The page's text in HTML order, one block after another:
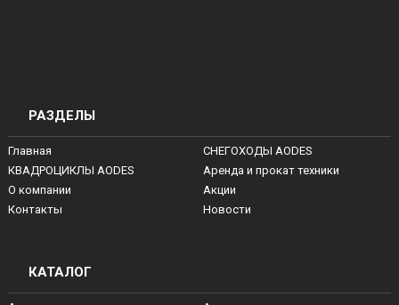
РАЗДЕЛЫ
Главная
СНЕГОХОДЫ AODES
КВАДРОЦИКЛЫ AODES
Аренда и прокат техники
О компании
Акции
Контакты
Новости
КАТАЛОГ